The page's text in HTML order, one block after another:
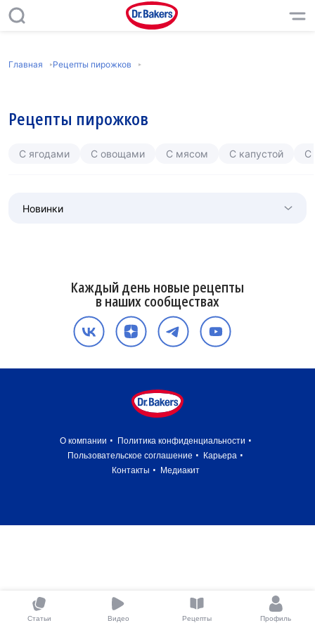
Главная Рецепты пирожков
Рецепты пирожков
С ягодами С овощами С мясом С капустой С
Новинки
Каждый день новые рецепты
в наших сообществах
О компании
Политика конфиденциальности
Пользовательское соглашение
Карьера
Контакты
Медиакит
Статьи Видео Рецепты Профиль